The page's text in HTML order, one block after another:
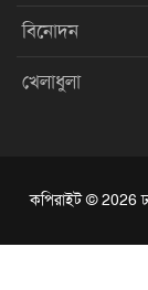
বিনোদন
খেলাধুলা
কপিরাইট © 2026